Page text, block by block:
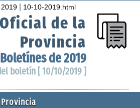
2019 10-10-2019.html
de la
Provincia
Boletínes de 2019
boletín [ 10/10/2019 ]